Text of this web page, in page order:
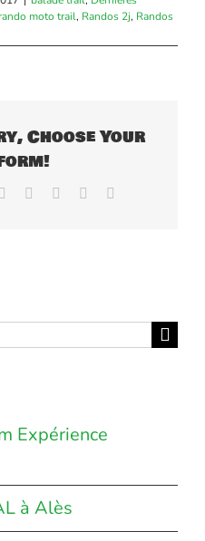
rando moto trail, Randos 2j, Randos
Choose Your
WhatsApp
TumblrPinterest
Expérience
à Alès